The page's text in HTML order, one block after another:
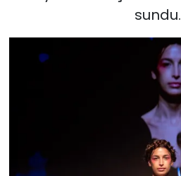
sundu.